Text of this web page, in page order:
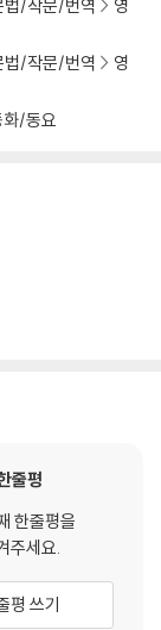
법/작문/번역
영
법/작문/번역
영
/동요
줄평
한줄평을
주세요.
평 쓰기